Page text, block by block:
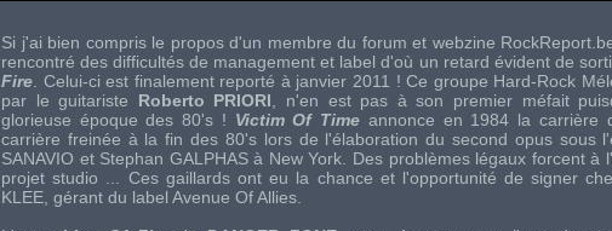
Si j'ai bien compris le propos d'un membre du forum et webzine
rencontré des difficultés de management et label d'où un retard évident de
Fire . Celui-ci est finalement reporté à janvier 2011 ! Ce groupe Hard-Rock
par le guitariste Roberto PRIORI , n'en est pas à son premier méfait
glorieuse époque des 80's ! Victim Of Time annonce en 1984 la carrière
carrière freinée à la fin des 80's lors de l'élaboration du second opus sous
SANAVIO et Stephan GALPHAS à New York. Des problèmes légaux forcent à
projet studio ... Ces gaillards ont eu la chance et l'opportunité de signer
KLEE, gérant du label Avenue Of Allies